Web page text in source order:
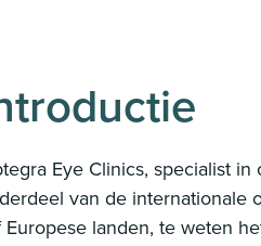
Eye Clinics, specialist
van de internationale
Europese landen, te weten